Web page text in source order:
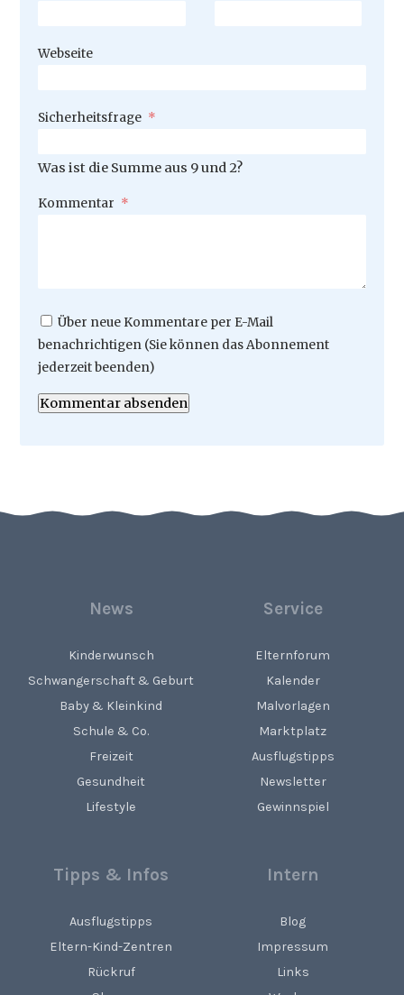
Webseite
Pflichtfeld
Sicherheitsfrage *
Was ist die Summe aus 9 und 2?
Pflichtfeld
Kommentar *
Über neue Kommentare per E-Mail
benachrichtigen (Sie können das Abonnement
jederzeit beenden)
Kommentar absenden
News
Kinderwunsch
Schwangerschaft & Geburt
Baby & Kleinkind
Schule & Co.
Freizeit
Gesundheit
Lifestyle
Service
Elternforum
Kalender
Malvorlagen
Marktplatz
Ausflugstipps
Newsletter
Gewinnspiel
Tipps & Infos
Ausflugstipps
Eltern-Kind-Zentren
Rückruf
Intern
Blog
Impressum
Links